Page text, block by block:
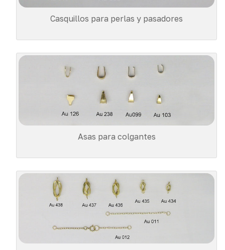
Casquillos para perlas y pasadores
Asas para colgantes